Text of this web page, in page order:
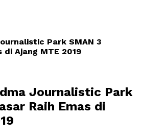
Park SMAN 3
di Ajang MTE 2019
Journalistic Park
Raih Emas di